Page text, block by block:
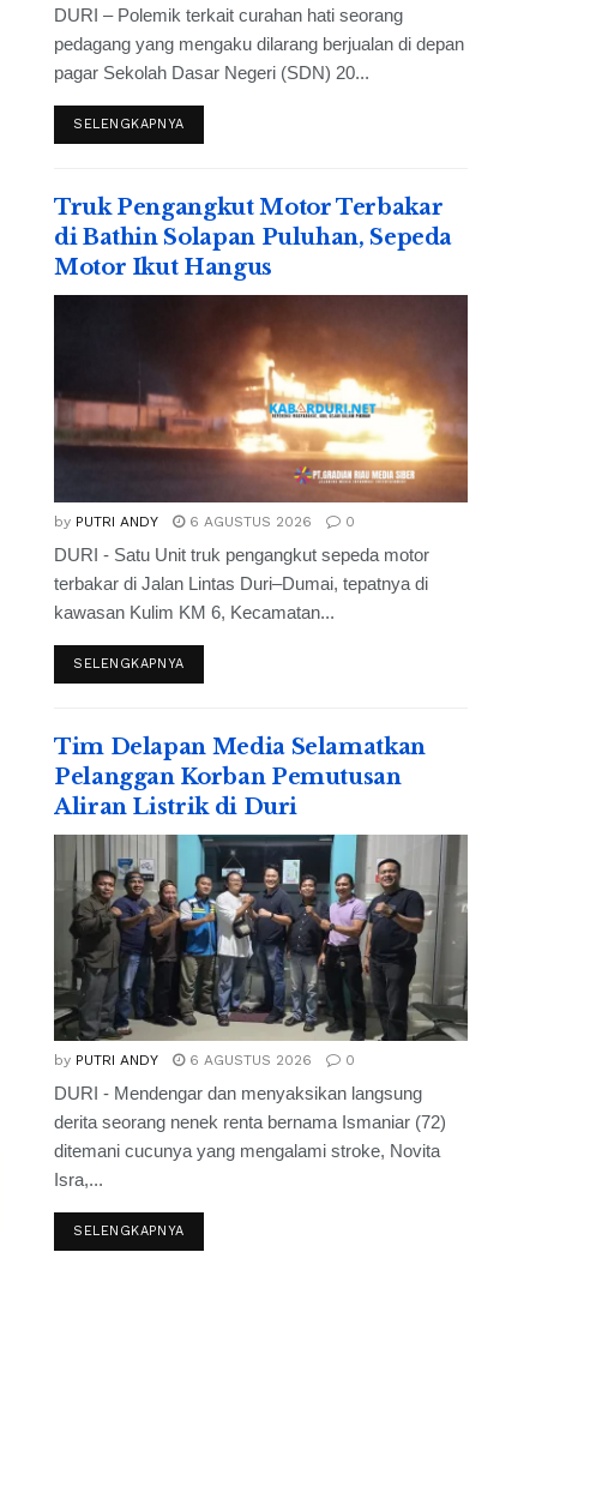
DURI – Polemik terkait curahan hati seorang
pedagang yang mengaku dilarang berjualan di depan
pagar Sekolah Dasar Negeri (SDN) 20...
SELENGKAPNYA
Truk Pengangkut Motor Terbakar
di Bathin Solapan Puluhan, Sepeda
Motor Ikut Hangus
by PUTRI ANDY 6 AGUSTUS 2026 0
DURI - Satu Unit truk pengangkut sepeda motor
terbakar di Jalan Lintas Duri–Dumai, tepatnya di
kawasan Kulim KM 6, Kecamatan...
SELENGKAPNYA
Tim Delapan Media Selamatkan
Pelanggan Korban Pemutusan
Aliran Listrik di Duri
by PUTRI ANDY 6 AGUSTUS 2026 0
DURI - Mendengar dan menyaksikan langsung
derita seorang nenek renta bernama Ismaniar (72)
ditemani cucunya yang mengalami stroke, Novita
Isra,...
SELENGKAPNYA